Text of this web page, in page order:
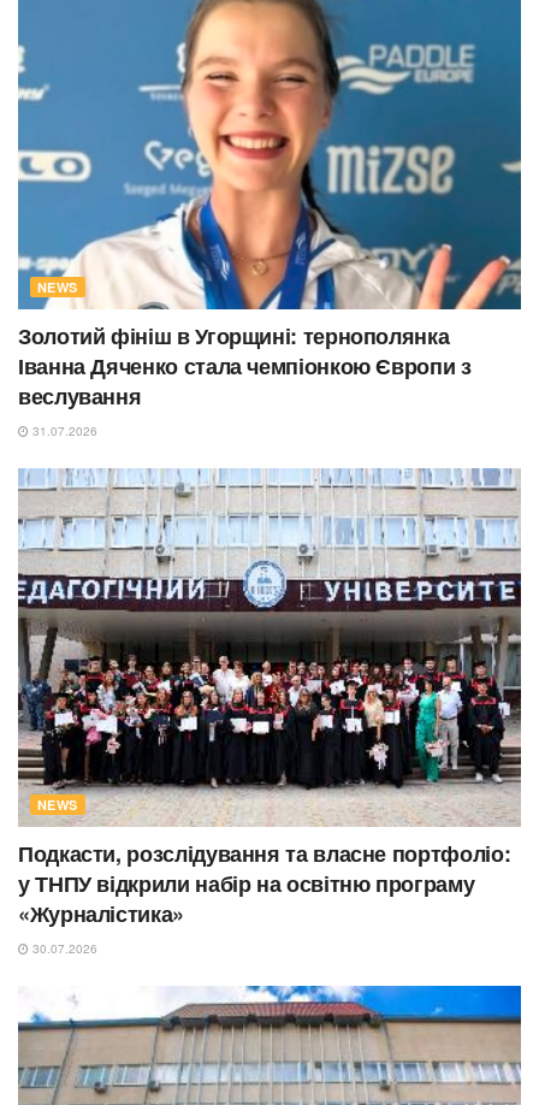
NEWS
Золотий фініш в Угорщині: тернополянка
Іванна Дяченко стала чемпіонкою Європи з
веслування
31.07.2026
NEWS
Подкасти, розслідування та власне портфоліо:
у ТНПУ відкрили набір на освітню програму
«Журналістика»
30.07.2026